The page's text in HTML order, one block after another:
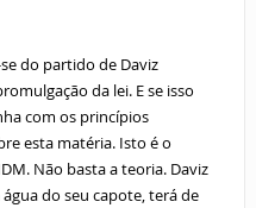
do partido de Daviz
da lei. E se isso
com os princípios
esta matéria. Isto é o
Não basta a teoria. Daviz
do seu capote, terá de